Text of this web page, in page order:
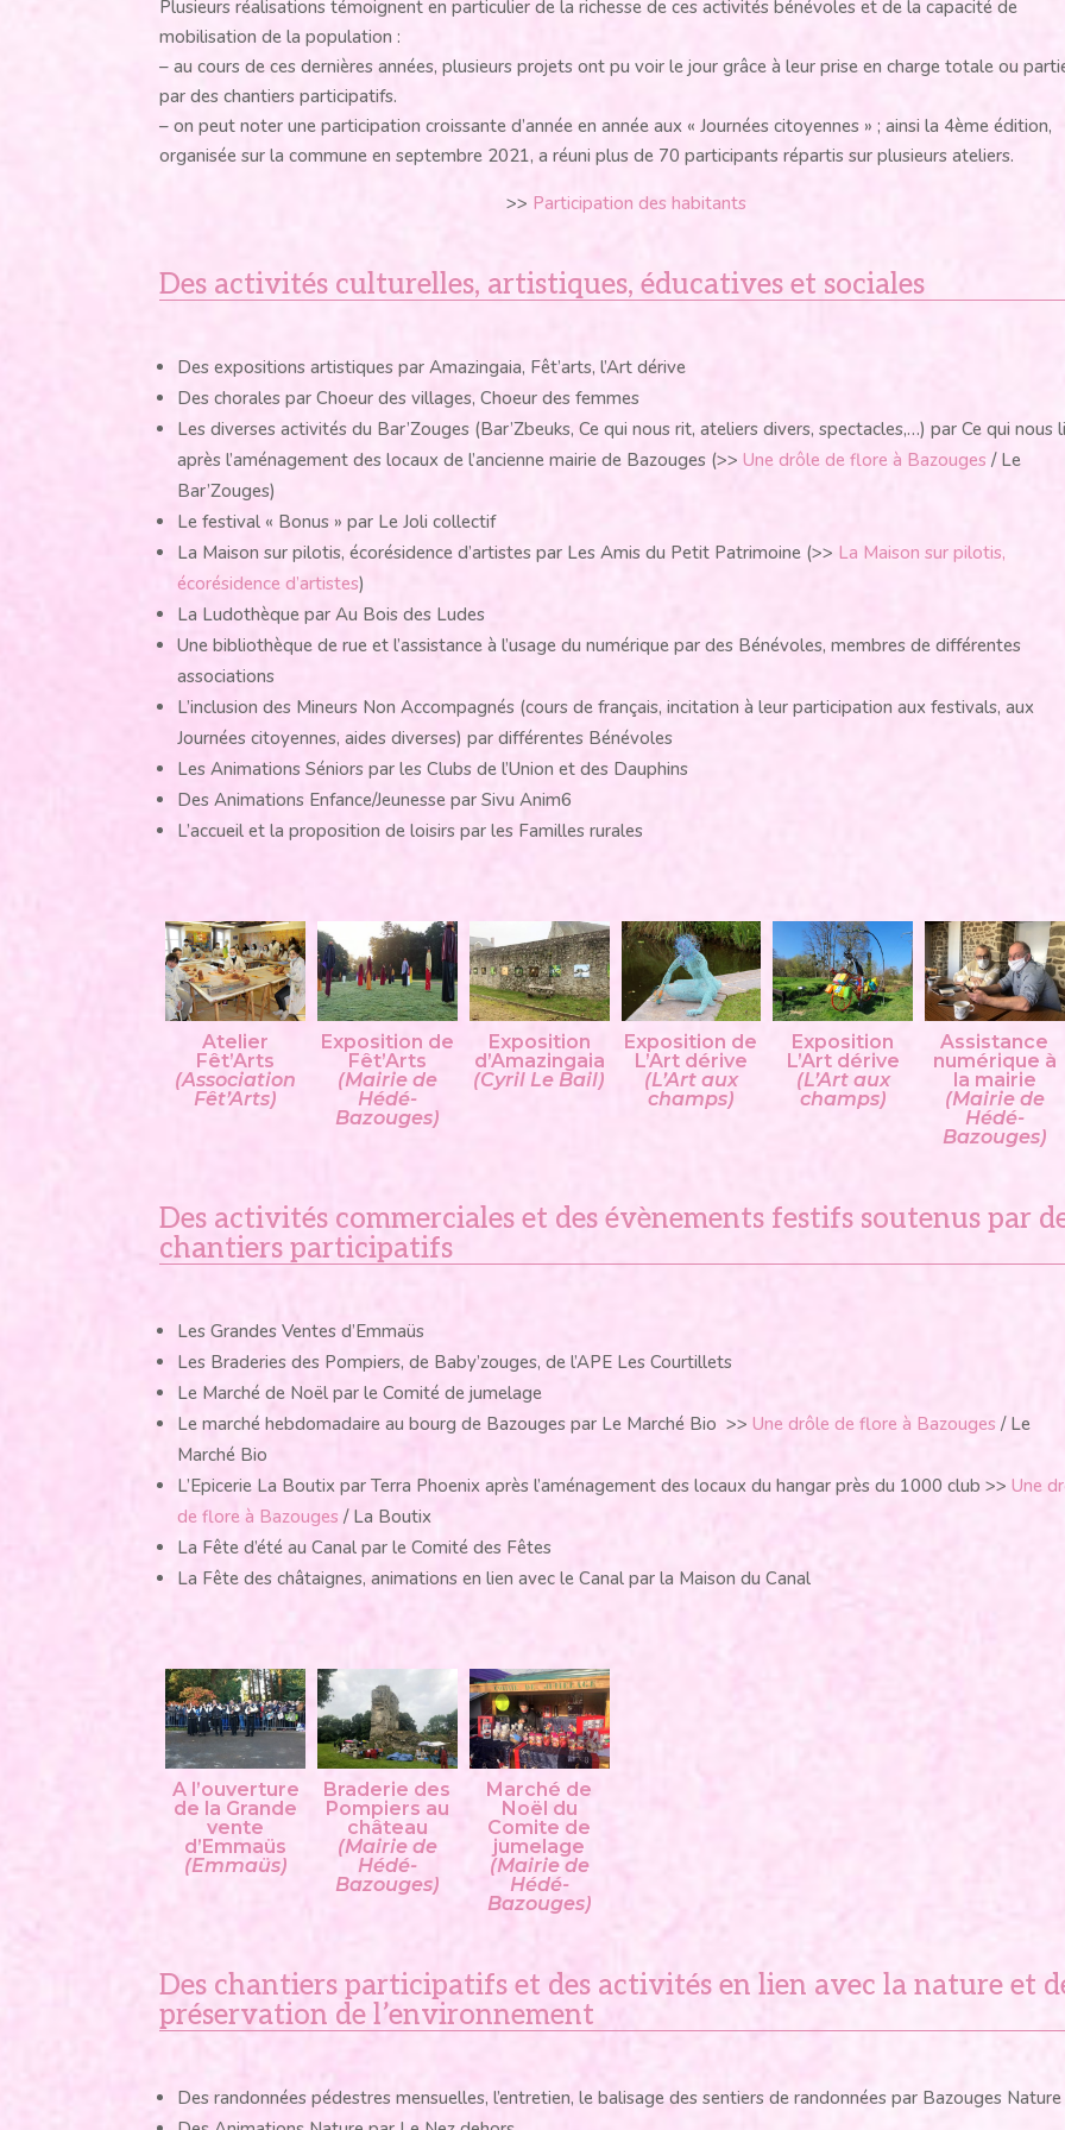
Plusieurs réalisations témoignent en particulier de la richesse de ces activités bénévoles et de la capacité de
mobilisation de la population :
– au cours de ces dernières années, plusieurs projets ont pu voir le jour grâce à leur prise en charge totale ou
par des chantiers participatifs.
– on peut noter une participation croissante d’année en année aux « Journées citoyennes » ; ainsi la 4ème édition,
organisée sur la commune en septembre 2021, a réuni plus de 70 participants répartis sur plusieurs ateliers.
>> Participation des habitants
Des activités culturelles, artistiques, éducatives et sociales
Des expositions artistiques par Amazingaia, Fêt’arts, l’Art dérive
Des chorales par Choeur des villages, Choeur des femmes
Les diverses activités du Bar’Zouges (Bar’Zbeuks, Ce qui nous rit, ateliers divers, spectacles,…) par Ce qui nous
après l’aménagement des locaux de l’ancienne mairie de Bazouges (>>Une drôle de flore à Bazouges / Le
Bar’Zouges)
Le festival « Bonus » par Le Joli collectif
La Maison sur pilotis, écorésidence d’artistes par Les Amis du Petit Patrimoine (>> La Maison sur pilotis,
écorésidence d’artistes)
La Ludothèque par Au Bois des Ludes
Une bibliothèque de rue et l’assistance à l’usage du numérique par des Bénévoles, membres de différentes
associations
L’inclusion des Mineurs Non Accompagnés (cours de français, incitation à leur participation aux festivals, aux
Journées citoyennes, aides diverses) par différentes Bénévoles
Les Animations Séniors par les Clubs de l’Union et des Dauphins
Des Animations Enfance/Jeunesse par Sivu Anim6
L’accueil et la proposition de loisirs par les Familles rurales
Atelier
Fêt’Arts
(Association
Fêt’Arts)
Exposition de
Fêt’Arts
(Mairie de
Hédé-
Bazouges)
Exposition
d’Amazingaia
(Cyril Le Bail)
Exposition de
L’Art dérive
(L’Art aux
champs)
Exposition
L’Art dérive
(L’Art aux
champs)
Assistance
numérique à
la mairie
(Mairie de
Hédé-
Bazouges)
Des activités commerciales et des évènements festifs soutenus par
chantiers participatifs
Les Grandes Ventes d’Emmaüs
Les Braderies des Pompiers, de Baby’zouges, de l’APE Les Courtillets
Le Marché de Noël par le Comité de jumelage
Le marché hebdomadaire au bourg de Bazouges par Le Marché Bio >>Une drôle de flore à Bazouges / Le
Marché Bio
L’Epicerie La Boutix par Terra Phoenix après l’aménagement des locaux du hangar près du 1000 club >>Une
de flore à Bazouges / La Boutix
La Fête d’été au Canal par le Comité des Fêtes
La Fête des châtaignes, animations en lien avec le Canal par la Maison du Canal
A l’ouverture
de la Grande
vente
d’Emmaüs
(Emmaüs)
Braderie des
Pompiers au
château
(Mairie de
Hédé-
Bazouges)
Marché de
Noël du
Comite de
jumelage
(Mairie de
Hédé-
Bazouges)
Des chantiers participatifs et des activités en lien avec la nature et
préservation de l’environnement
Des randonnées pédestres mensuelles, l’entretien, le balisage des sentiers de randonnées par Bazouges Nature